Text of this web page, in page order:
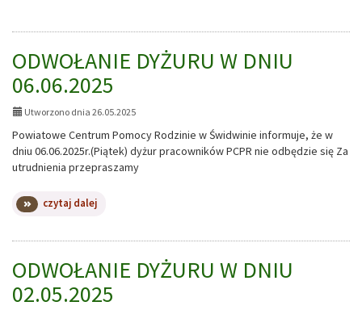
ODWOŁANIE DYŻURU W DNIU
06.06.2025
Utworzono dnia 26.05.2025
Powiatowe Centrum Pomocy Rodzinie w Świdwinie informuje, że w
dniu 06.06.2025r.(Piątek) dyżur pracowników PCPR nie odbędzie się Za
utrudnienia przepraszamy
czytaj dalej
DYŻURU
DNIU
06.06.2025
ODWOŁANIE DYŻURU W DNIU
02.05.2025